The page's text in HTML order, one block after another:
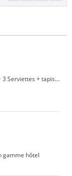
Pack 5 pièces 100% coton gamme hôtel Peignoir + 3 Serviettes + tapis de bain
gamme hôtel